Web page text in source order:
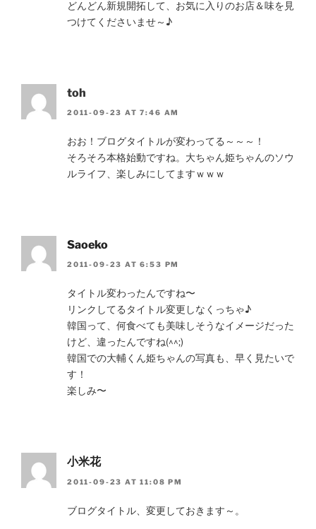
どんどん新規開拓して、お気に入りのお店＆味を見
つけてくださいませ～♪
toh
2011-09-23 AT 7:46 AM
おお！ブログタイトルが変わってる～～～！
そろそろ本格始動ですね。大ちゃん姫ちゃんのソウ
ルライフ、楽しみにしてますｗｗｗ
Saoeko
2011-09-23 AT 6:53 PM
タイトル変わったんですね〜
リンクしてるタイトル変更しなくっちゃ♪
韓国って、何食べても美味しそうなイメージだった
けど、違ったんですね(^^;)
韓国での大輔くん姫ちゃんの写真も、早く見たいで
す！
楽しみ〜
小米花
2011-09-23 AT 11:08 PM
ブログタイトル、変更しておきます～。